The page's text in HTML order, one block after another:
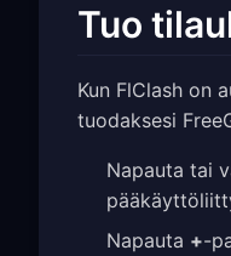
Tuo
Kun FlClash on
tuodaksesi
Napauta tai
Napauta +-